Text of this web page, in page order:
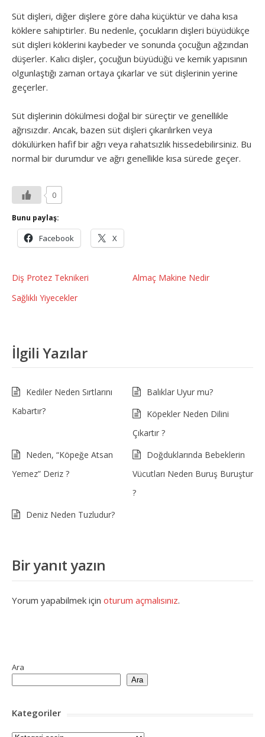
Süt dişleri, diğer dişlere göre daha küçüktür ve daha kısa
köklere sahiptirler. Bu nedenle, çocukların dişleri büyüdükçe
süt dişleri köklerini kaybeder ve sonunda çocuğun ağzından
düşerler. Kalıcı dişler, çocuğun büyüdüğü ve kemik yapısının
olgunlaştığı zaman ortaya çıkarlar ve süt dişlerinin yerine
geçerler.
Süt dişlerinin dökülmesi doğal bir süreçtir ve genellikle
ağrısızdır. Ancak, bazen süt dişleri çıkarılırken veya
dökülürken hafif bir ağrı veya rahatsızlık hissedebilirsiniz. Bu
normal bir durumdur ve ağrı genellikle kısa sürede geçer.
0
Bunu paylaş:
Facebook X
Diş Protez Teknikeri
Almaç Makine Nedir
Sağlıklı Yiyecekler
İlgili Yazılar
Kediler Neden Sırtlarını
Kabartır?
Balıklar Uyur mu?
Köpekler Neden Dilini
Çıkartır ?
Neden, “Köpeğe Atsan
Yemez” Deriz ?
Doğduklarında Bebeklerin
Vücutları Neden Buruş Buruştur
?
Deniz Neden Tuzludur?
Bir yanıt yazın
Yorum yapabilmek için oturum açmalısınız.
Ara
Ara
Kategoriler